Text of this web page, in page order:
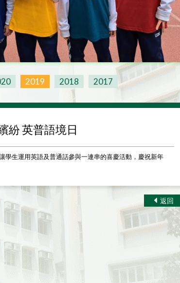
2019 2018 2017
紛 英普語境日
學生運用英語及普通話參與一連串的喜慶活動，慶祝新年
返回